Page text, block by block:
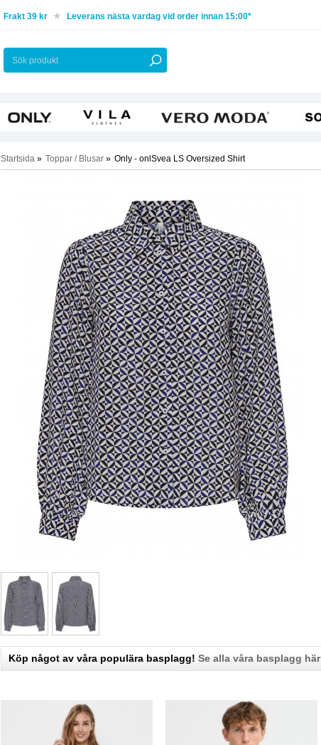
Frakt 39 kr Leverans nästa vardag vid order innan 15:00*
Startsida » Toppar / Blusar » Only - onlSvea LS Oversized Shirt
Köp något av våra populära basplagg! Se alla våra basplagg här